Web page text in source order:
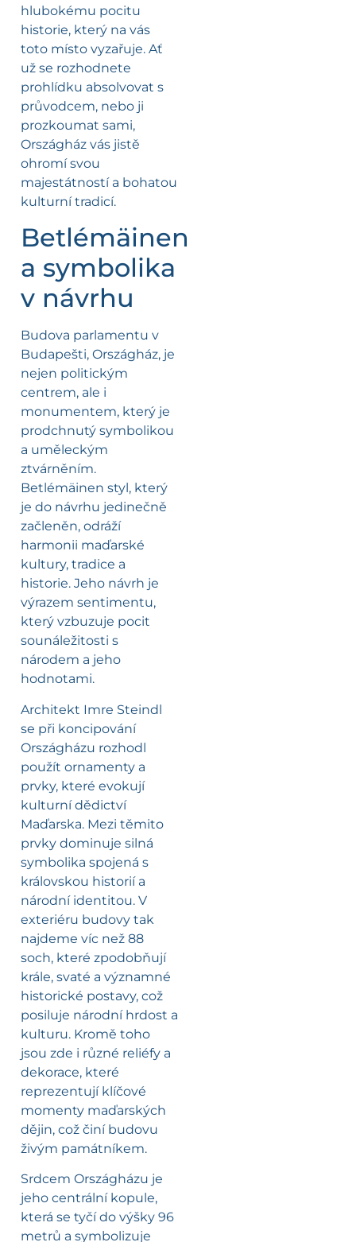
hlubokému pocitu
historie, který na vás
toto místo vyzařuje. Ať
už se rozhodnete
prohlídku absolvovat s
průvodcem, nebo ji
prozkoumat sami,
Országház vás jistě
ohromí svou
majestátností a bohatou
kulturní tradicí.
Betlémäinen
a symbolika
v návrhu
Budova parlamentu v
Budapešti, Országház, je
nejen politickým
centrem, ale i
monumentem, který je
prodchnutý symbolikou
a uměleckým
ztvárněním.
Betlémäinen styl, který
je do návrhu jedinečně
začleněn, odráží
harmonii maďarské
kultury, tradice a
historie. Jeho návrh je
výrazem sentimentu,
který vzbuzuje pocit
sounáležitosti s
národem a jeho
hodnotami.
Architekt Imre Steindl
se při koncipování
Országházu rozhodl
použít ornamenty a
prvky, které evokují
kulturní dědictví
Maďarska. Mezi těmito
prvky dominuje silná
symbolika spojená s
královskou historií a
národní identitou. V
exteriéru budovy tak
najdeme víc než 88
soch, které zpodobňují
krále, svaté a významné
historické postavy, což
posiluje národní hrdost a
kulturu. Kromě toho
jsou zde i různé reliéfy a
dekorace, které
reprezentují klíčové
momenty maďarských
dějin, což činí budovu
živým památníkem.
Srdcem Országházu je
jeho centrální kopule,
která se tyčí do výšky 96
metrů a symbolizuje